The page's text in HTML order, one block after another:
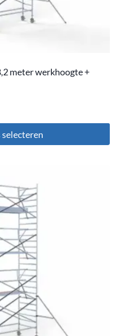
meter werkhoogte +